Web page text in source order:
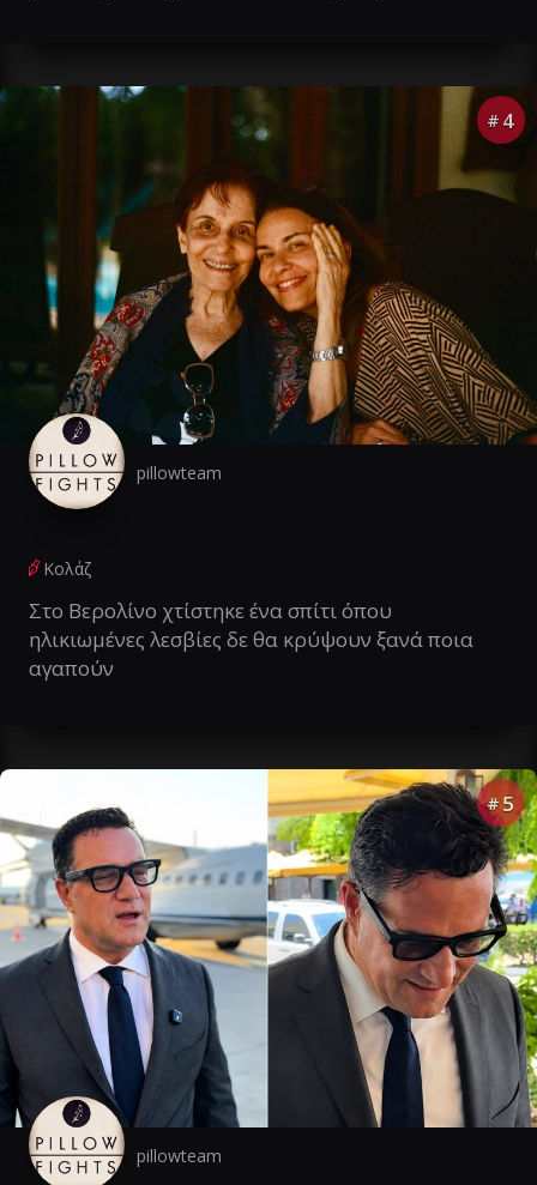
# 4
pillowteam
Κολάζ
Στο Βερολίνο χτίστηκε ένα σπίτι όπου
ηλικιωμένες λεσβίες δε θα κρύψουν ξανά ποια
αγαπούν
# 5
pillowteam